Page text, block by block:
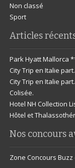
Non classé
Sport
Articles
Park Hyatt Mallorca
City Trip en Italie
City Trip en Italie
Colisée.
Hotel NH Collection
Hôtel et
Nos concours
Zone Concours Buzz